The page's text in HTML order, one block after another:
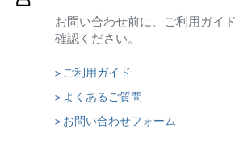
お問い合わせ前に、ご利用ガイ
確認ください。
> ご利用ガイド
> よくあるご質問
> お問い合わせフォーム